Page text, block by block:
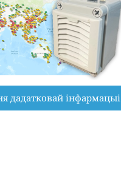
дадатковай інфармацыі